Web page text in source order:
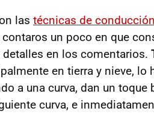
las técnicas de
un poco en que
detalles en los comentarios.
en tierra y nieve,
a una curva, dan un
curva, e